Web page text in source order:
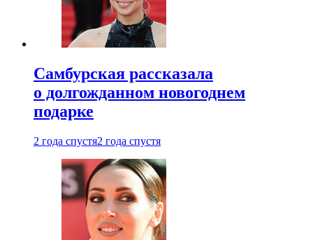
Самбурская рассказала
о долгожданном новогоднем
подарке
2 года спустя2 года спустя